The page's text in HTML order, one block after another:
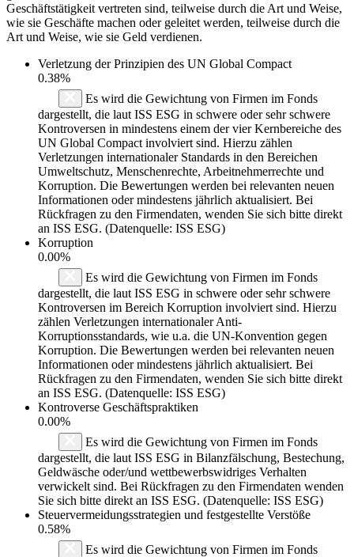
Geschäftstätigkeit vertreten sind, teilweise durch die Art und Weise,
wie sie Geschäfte machen oder geleitet werden, teilweise durch die
Art und Weise, wie sie Geld verdienen.
Verletzung der Prinzipien des UN Global Compact
0.38%
Es wird die Gewichtung von Firmen im Fonds
dargestellt, die laut ISS ESG in schwere oder sehr schwere
Kontroversen in mindestens einem der vier Kernbereiche des
UN Global Compact involviert sind. Hierzu zählen
Verletzungen internationaler Standards in den Bereichen
Umweltschutz, Menschenrechte, Arbeitnehmerrechte und
Korruption. Die Bewertungen werden bei relevanten neuen
Informationen oder mindestens jährlich aktualisiert. Bei
Rückfragen zu den Firmendaten, wenden Sie sich bitte direkt
an ISS ESG. (Datenquelle: ISS ESG)
Korruption
0.00%
Es wird die Gewichtung von Firmen im Fonds
dargestellt, die laut ISS ESG in schwere oder sehr schwere
Kontroversen im Bereich Korruption involviert sind. Hierzu
zählen Verletzungen internationaler Anti-
Korruptionsstandards, wie u.a. die UN-Konvention gegen
Korruption. Die Bewertungen werden bei relevanten neuen
Informationen oder mindestens jährlich aktualisiert. Bei
Rückfragen zu den Firmendaten, wenden Sie sich bitte direkt
an ISS ESG. (Datenquelle: ISS ESG)
Kontroverse Geschäftspraktiken
0.00%
Es wird die Gewichtung von Firmen im Fonds
dargestellt, die laut ISS ESG in Bilanzfälschung, Bestechung,
Geldwäsche oder/und wettbewerbswidriges Verhalten
verwickelt sind. Bei Rückfragen zu den Firmendaten wenden
Sie sich bitte direkt an ISS ESG. (Datenquelle: ISS ESG)
Steuervermeidungsstrategien und festgestellte Verstöße
0.58%
Es wird die Gewichtung von Firmen im Fonds